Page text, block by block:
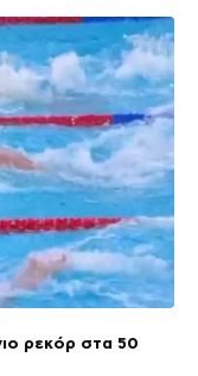
ρεκόρ στα 50